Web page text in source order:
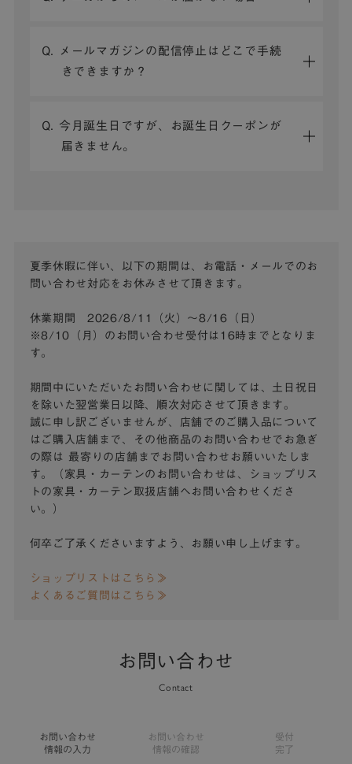
Q. メールマガジンの配信停止はどこで手続
きできますか？
Q. 今月誕生日ですが、お誕生日クーポンが
届きません。
夏季休暇に伴い、以下の期間は、お電話・メールでのお
問い合わせ対応をお休みさせて頂きます。
休業期間 2026/8/11（火）～8/16（日）
※8/10（月）のお問い合わせ受付は16時までとなりま
す。
期間中にいただいたお問い合わせに関しては、土日祝日
を除いた翌営業日以降、順次対応させて頂きます。
誠に申し訳ございませんが、店舗でのご購入品について
はご購入店舗まで、その他商品のお問い合わせでお急ぎ
の際は
最寄りの店舗までお問い合わせお願いいたしま
す。（家具・カーテンのお問い合わせは、ショップリス
トの家具・カーテン取扱店舗へお問い合わせくださ
い。）
何卒ご了承くださいますよう、お願い申し上げます。
ショップリストはこちら≫
よくあるご質問はこちら≫
お問い合わせ
Contact
お問い合わせ
情報の入力
お問い合わせ
情報の確認
受付
完了